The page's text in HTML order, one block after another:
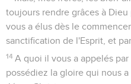
toujours rendre grâces à
vous a élus dès le
sanctification de l'Esprit, et
14 A quoi il vous a appelés
possédiez la gloire qui nous